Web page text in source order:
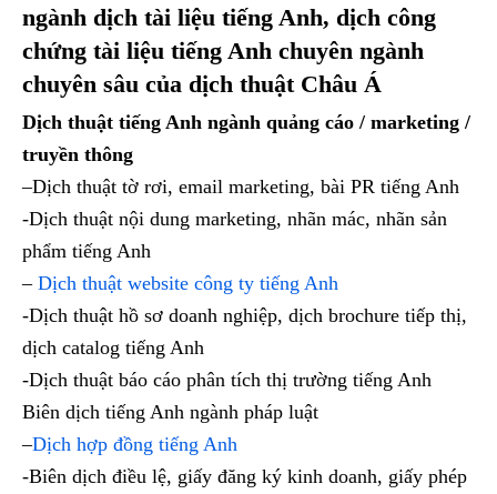
ngành dịch tài liệu tiếng Anh, dịch công
chứng tài liệu tiếng Anh chuyên ngành
chuyên sâu của dịch thuật Châu Á
Dịch thuật tiếng Anh ngành quảng cáo / marketing /
truyền thông
–Dịch thuật tờ rơi, email marketing, bài PR tiếng Anh
-Dịch thuật nội dung marketing, nhãn mác, nhãn sản
phẩm tiếng Anh
– Dịch thuật website công ty tiếng Anh
-Dịch thuật hồ sơ doanh nghiệp, dịch brochure tiếp thị,
dịch catalog tiếng Anh
-Dịch thuật báo cáo phân tích thị trường tiếng Anh
Biên dịch tiếng Anh ngành pháp luật
–Dịch hợp đồng tiếng Anh
-Biên dịch điều lệ, giấy đăng ký kinh doanh, giấy phép